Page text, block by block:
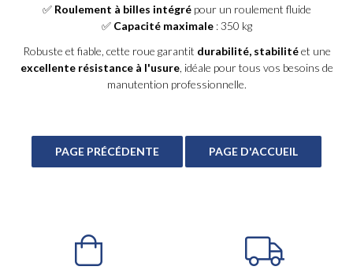
✅ Roulement à billes intégrépour un roulement fluide
✅ Capacité maximale: 350 kg
Robuste et fiable, cette roue garantit durabilité, stabilitéet une
excellente résistance à l'usure, idéale pour tous vos besoins de
manutention professionnelle.